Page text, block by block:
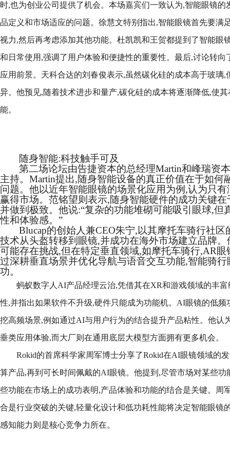
时,也为创业公司提供了机会。本场嘉宾们一致认为,智能眼镜
品定义和市场适应的问题。徐慧文特别指出,智能眼镜首先要满
视力,然后再考虑添加其他功能。杜凯凯和王贺都提到了智能眼
和日常使用,强调了用户体验和便捷性的重要性。最后,讨论转向
应用前景。天科合达的刘春俊表示,虽然碳化硅的成本高于玻璃
异。他预见,随着技术进步和量产,碳化硅的成本将逐渐降低,使
能。
随身智能:科技触手可及
第二场论坛由告捷资本的总经理Martin和峰瑞资
主持。Martin提出,随身智能设备的真正价值在于如何
问题。他以近年智能眼镜的场景化应用为例,认为只
赢得市场。范铭望则表示,随身智能硬件的成功关键在
并做到极致。他说:“复杂的功能堆砌可能吸引眼球,但
性和体验感。”
Blucap的创始人兼CEO朱宁,以其摩托车骑行社
技术从头盔转移到眼镜,并成功在海外市场建立品牌
可能存在挑战,但在特定垂直领域,如摩托车骑行,AR
过深耕垂直场景并优化导航与语音交互功能,智能骑
功。
蚂蚁数字人AI产品经理云治,凭借其在XR和游戏领域的丰
性,并指出如果软件不升级,硬件只能成为功能机。AI眼镜的低
挖高频场景,例如通过AI与用户行为的结合提升产品粘性。他认
垂类应用体验,而大厂则在通用底层大模型方面拥有更多机会。
Rokid的首席科学家周军博士分享了Rokid在AI眼镜领域的
算产品,再到可长时间佩戴的AI眼镜。他提到,尽管市场对某些
些功能在市场上的成功表明,产品体验和功能的结合是关键。周
合是行业突破的关键,轻量化设计和低功耗性能将决定智能眼镜
感知能力则是核心竞争力所在。